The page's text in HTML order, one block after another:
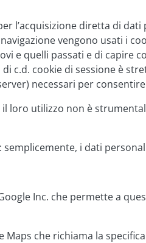
l’acquisizione diretta di
vengono usati i
e quelli passati e di capire
c.d. cookie di sessione è
necessari per
loro utilizzo non è
i dati
Inc. che permette a
che richiama la specifica